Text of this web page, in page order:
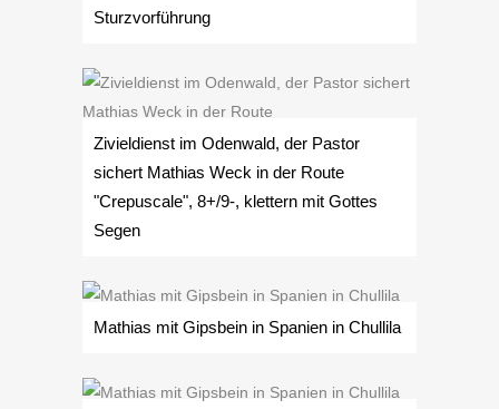
Sturzvorführung
Zivieldienst im Odenwald, der Pastor
sichert Mathias Weck in der Route
"Crepuscale", 8+/9-, klettern mit Gottes
Segen
Mathias mit Gipsbein in Spanien in Chullila